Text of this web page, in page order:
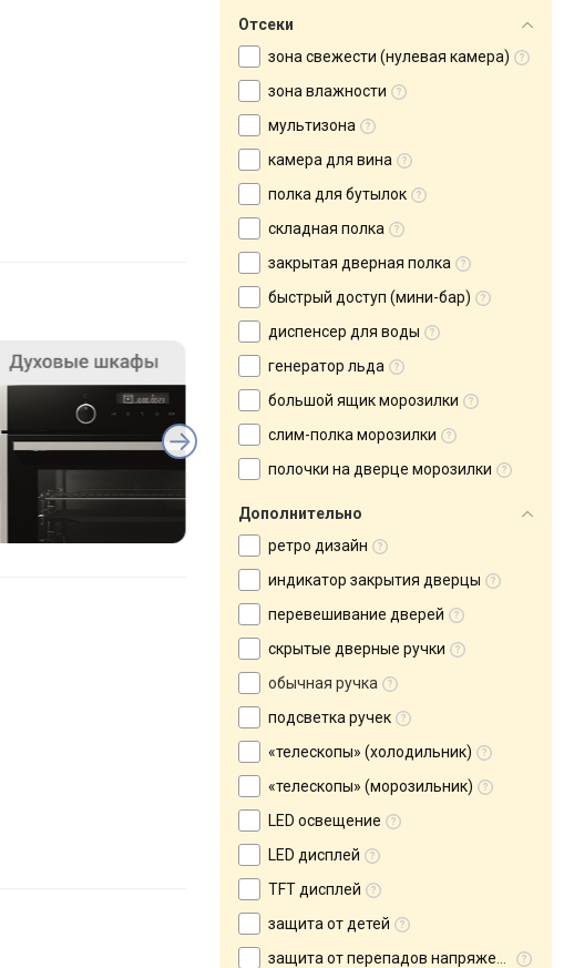
Отсеки
зона свежести (нулевая камера)
зона влажности
мультизона
камера для вина
полка для бутылок
складная полка
закрытая дверная полка
быстрый доступ (мини-бар)
диспенсер для воды
генератор льда
большой ящик морозилки
слим-полка морозилки
полочки на дверце морозилки
Дополнительно
ретро дизайн
индикатор закрытия дверцы
перевешивание дверей
скрытые дверные ручки
обычная ручка
подсветка ручек
«телескопы» (холодильник)
«телескопы» (морозильник)
LED освещение
LED дисплей
TFT дисплей
защита от детей
защита от перепадов напряжения